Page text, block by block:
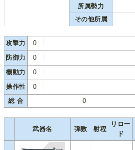
所属勢力
その他所属
攻撃力
0
防御力
0
機動力
0
操作性
0
総 合
0
武器名 弾数 射程
リロー
ド